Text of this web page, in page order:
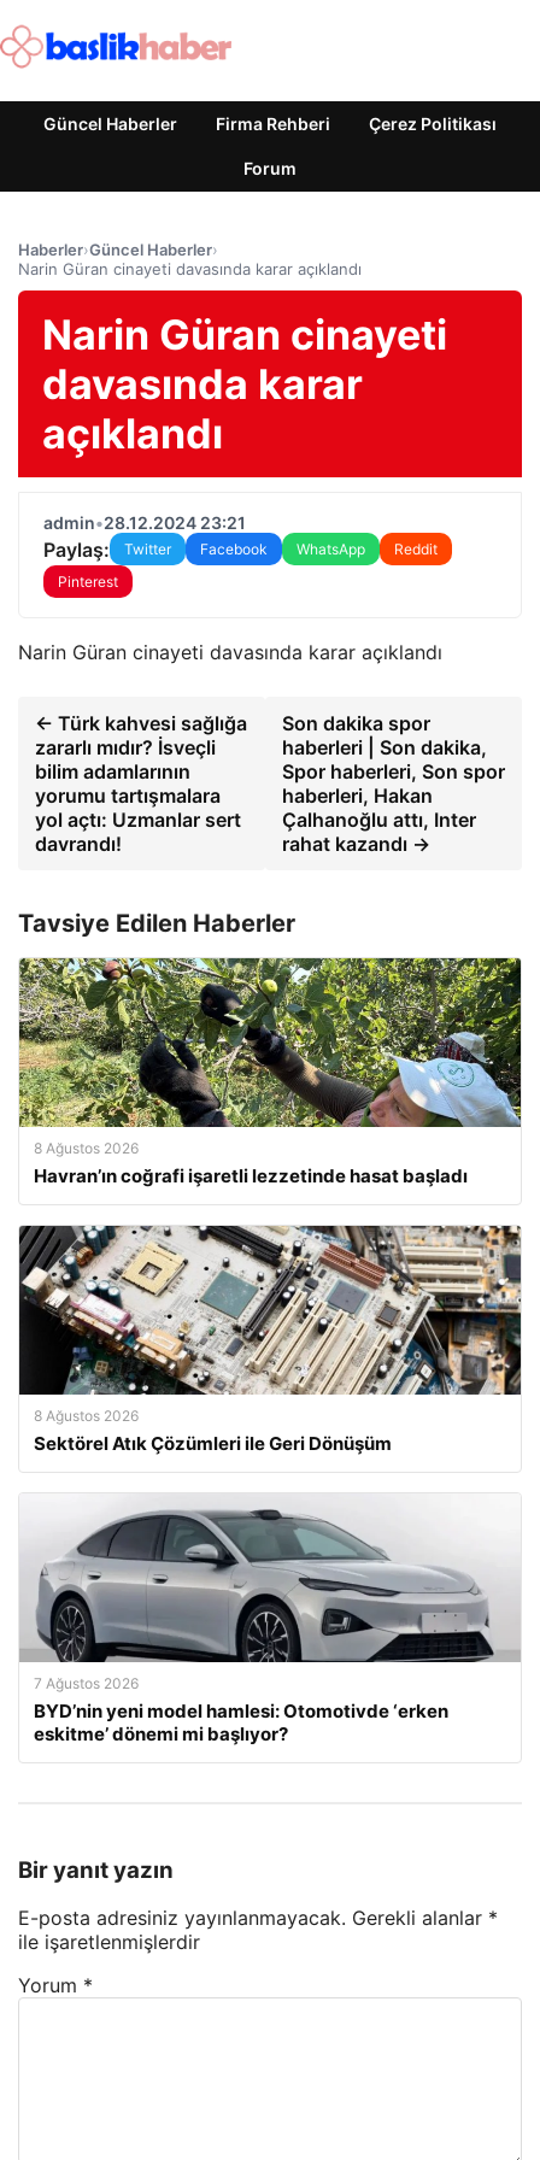
Güncel Haberler Firma Rehberi Çerez Politikası
Forum
Haberler›Güncel Haberler›
Narin Güran cinayeti davasında karar açıklandı
Narin Güran cinayeti
davasında karar
açıklandı
admin•28.12.2024 23:21
Paylaş: Twitter Facebook WhatsApp
Reddit
Pinterest
Narin Güran cinayeti davasında karar açıklandı
← Türk kahvesi sağlığa
zararlı mıdır? İsveçli
bilim adamlarının
yorumu tartışmalara
yol açtı: Uzmanlar sert
davrandı!
Son dakika spor
haberleri | Son dakika,
Spor haberleri, Son spor
haberleri, Hakan
Çalhanoğlu attı, Inter
rahat kazandı →
Tavsiye Edilen Haberler
8 Ağustos 2026
Havran’ın coğrafi işaretli lezzetinde hasat başladı
8 Ağustos 2026
Sektörel Atık Çözümleri ile Geri Dönüşüm
7 Ağustos 2026
BYD’nin yeni model hamlesi: Otomotivde ‘erken
eskitme’ dönemi mi başlıyor?
Bir yanıt yazın
E-posta adresiniz yayınlanmayacak. Gerekli alanlar *
ile işaretlenmişlerdir
Yorum *